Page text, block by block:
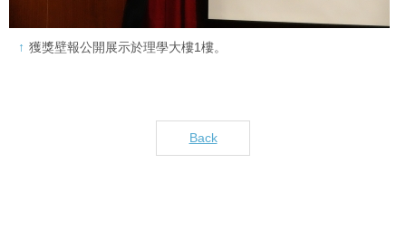
獲獎壁報公開展示於理學大樓1樓。
Back